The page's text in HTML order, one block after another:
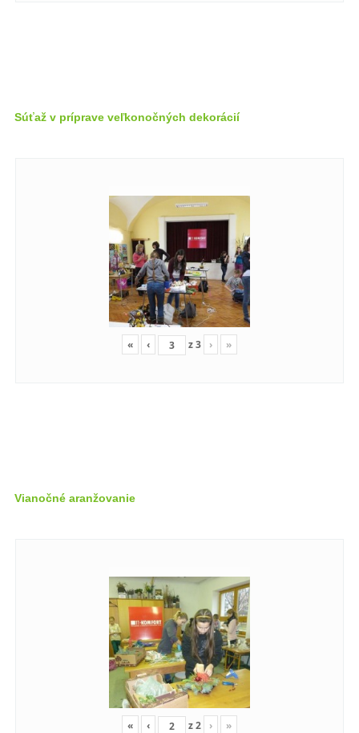
Súťaž v príprave veľkonočných dekorácií
« ‹ z3 › »
Vianočné aranžovanie
« ‹ z2 › »